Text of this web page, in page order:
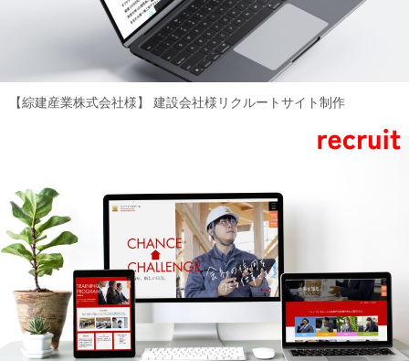
【綜建産業株式会社様】 建設会社様リクルートサイト制作